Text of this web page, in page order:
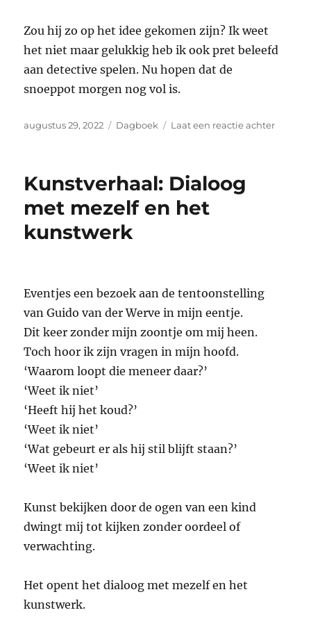
Zou hij zo op het idee gekomen zijn? Ik weet
het niet maar gelukkig heb ik ook pret beleefd
aan detective spelen. Nu hopen dat de
snoeppot morgen nog vol is.
Geplaatst
augustus 29, 2022 Categorieën
Dagboek Laat een reactie achterop
Kunstverhaal: Dialoog
met mezelf en het
kunstwerk
Eventjes een bezoek aan de tentoonstelling
van Guido van der Werve in mijn eentje.
Dit keer zonder mijn zoontje om mij heen.
Toch hoor ik zijn vragen in mijn hoofd.
‘Waarom loopt die meneer daar?’
‘Weet ik niet’
‘Heeft hij het koud?’
‘Weet ik niet’
‘Wat gebeurt er als hij stil blijft staan?’
‘Weet ik niet’
Kunst bekijken door de ogen van een kind
dwingt mij tot kijken zonder oordeel of
verwachting.
Het opent het dialoog met mezelf en het
kunstwerk.